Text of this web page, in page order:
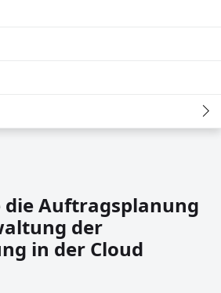
die Auftragsplanung
der
in der Cloud